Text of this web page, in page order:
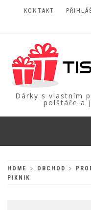
KONTAKT
Dárky s vlastním
polštáře a
HOME OBCHOD
PIKNIK